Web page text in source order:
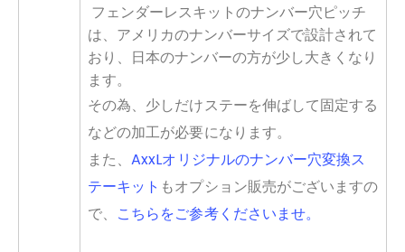
フェンダーレスキットのナンバー穴ピッチ
は、アメリカのナンバーサイズで設計されて
おり、日本のナンバーの方が少し大きくなり
ます。
その為、少しだけステーを伸ばして固定する
などの加工が必要になります。
また、AxxLオリジナルのナンバー穴変換ス
テーキット もオプション販売がございますの
で、 こちらをご参考くださいませ。